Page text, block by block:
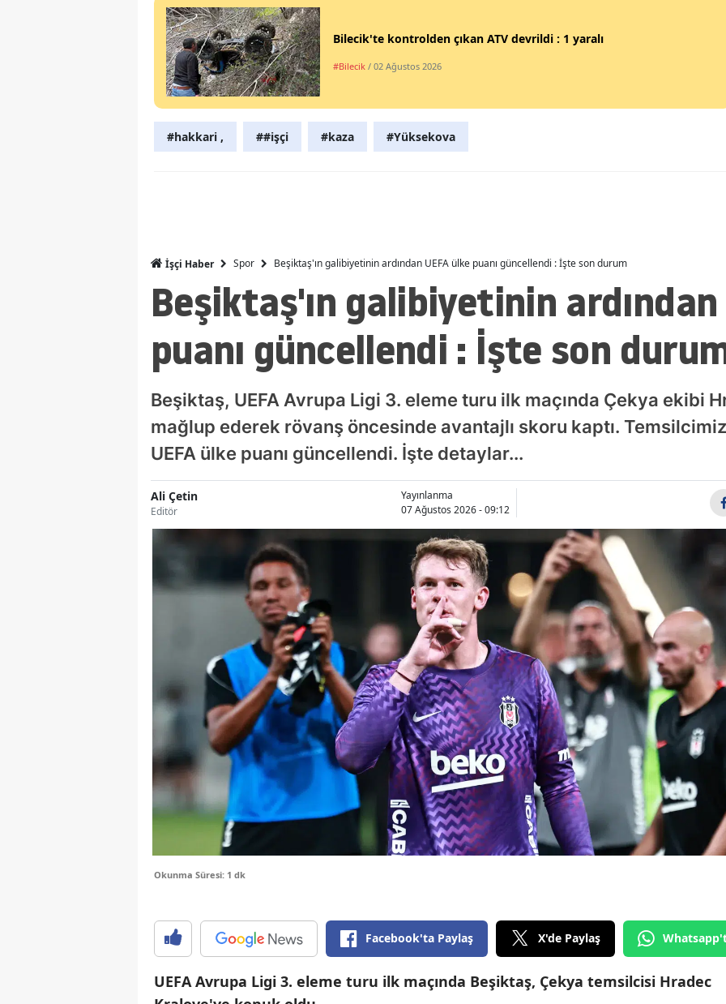
Malatya
Kahramanmaraş
Ordu
Rize
Sakarya
Samsun
Sivas
Tekirdağ
Tokat
Trabzon
Tunceli
Şanlıurfa
Uşak
Van
Yozgat
Zonguldak
Aksaray
Kırıkkale
Batman
Bilecik'te kontrolden çıkan ATV devrildi : 1 yaralı
#Bilecik / 02 Ağustos 2026
#hakkari , ##işçi #kaza #Yüksekova
İşçi Haber Spor Beşiktaş'ın galibiyetinin ardından UEFA ülke puanı güncellendi : İşte son durum
Beşiktaş'ın galibiyetinin ardından
puanı güncellendi : İşte son
Beşiktaş, UEFA Avrupa Ligi 3. eleme turu ilk maçında Çekya ekibi
mağlup ederek rövanş öncesinde avantajlı skoru kaptı.
UEFA ülke puanı güncellendi. İşte detaylar...
Ali Çetin
Editör
Yayınlanma
07 Ağustos 2026 - 09:12
Okunma Süresi: 1 dk
Facebook'ta Paylaş X'de Paylaş
UEFA Avrupa Ligi 3. eleme turu ilk maçında Beşiktaş, Çekya temsilcisi Hradec